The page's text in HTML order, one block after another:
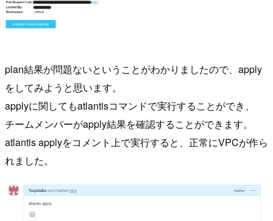
plan結果が問題ないということがわかりましたので、apply
をしてみようと思います。
applyに関してもatlantisコマンドで実行することができ、
チームメンバーがapply結果を確認することができます。
atlantis applyをコメント上で実行すると、正常にVPCが作ら
れました。